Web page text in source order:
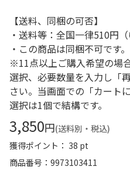
【送料、同梱の可否】
・送料等：全国一律510円
・この商品は同梱不可です。
※11点以上ご購入希望の場
選択、必要数量を入力し「
さい。当画面での「カート
選択は1個で結構です。
3,850円(送料別・税込)
獲得ポイント： 38 pt
商品番号
9973103411